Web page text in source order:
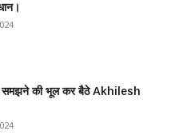
समझने की भूल कर बैठे Akhilesh